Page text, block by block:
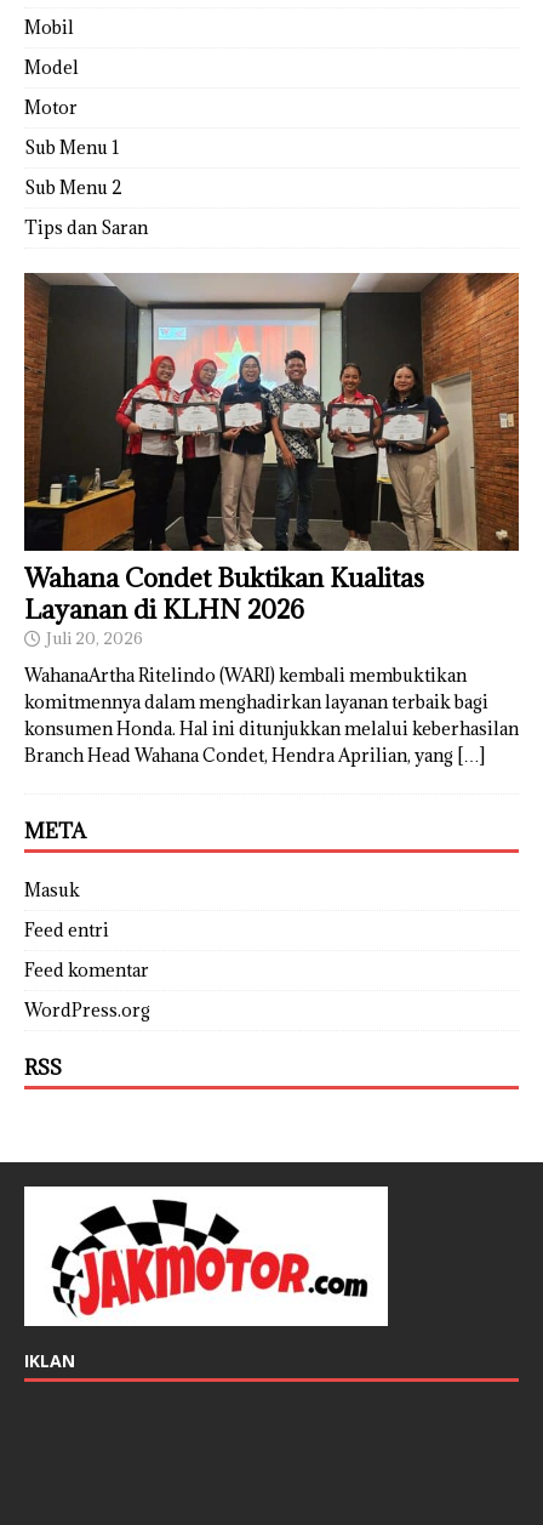
Mobil
Model
Motor
Sub Menu 1
Sub Menu 2
Tips dan Saran
Wahana Condet Buktikan Kualitas
Layanan di KLHN 2026
Juli 20, 2026
WahanaArtha Ritelindo (WARI) kembali membuktikan
komitmennya dalam menghadirkan layanan terbaik bagi
konsumen Honda. Hal ini ditunjukkan melalui keberhasilan
Branch Head Wahana Condet, Hendra Aprilian, yang […]
META
Masuk
Feed entri
Feed komentar
WordPress.org
RSS
IKLAN